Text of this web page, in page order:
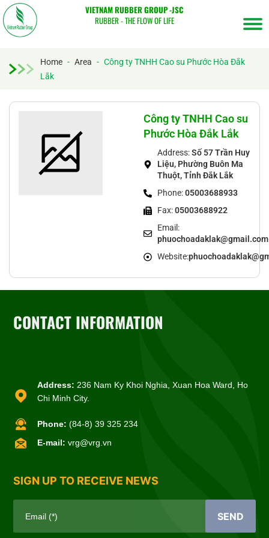
VIETNAM RUBBER GROUP -JSC
RUBBER - THE FLOW OF LIFE
Home - Area - Công ty TNHH Cao su Phước Hòa Đắk
Lắk
Công ty TNHH Cao su
Phước Hòa Đắk Lắk
Address:Số 57 Trần Huy
Liệu, Phường Buôn Ma
Thuột, Tỉnh Đắk Lắk
Phone:05003688933
Fax:05003688922
Email:
phuochoadaklak@gmail.com
Website:
CONTACT INFORMATION
Address: 236 Nam Ky Khoi Nghia, Xuan Hoa Ward, Ho
Chi Minh City.
Phone: (84-8) 39 325 234
E-mail: vrg@vrg.vn
SIGN UP TO RECEIVE NEWS
Email (*) SEND